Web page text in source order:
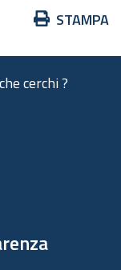
Azioni
documento
STAMPA
cerchi ?